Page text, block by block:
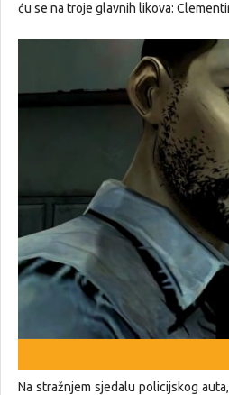
ću se na troje glavnih likova:
Na stražnjem sjedalu policijskog